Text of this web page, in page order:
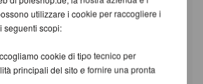
Pert Pro
X-Pert/X-Sport
il B-Pole del B-
Pole
il B-Pole
utilizzare i cookie per raccogliere i
seguenti scopi:
cookie di tipo tecnico per
principali del sito e fornire una pronta